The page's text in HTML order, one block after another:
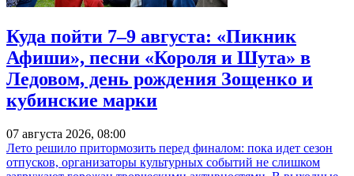
Куда пойти 7–9 августа: «Пикник
Афиши», песни «Короля и Шута» в
Ледовом, день рождения Зощенко и
кубинские марки
07 августа 2026, 08:00
Лето решило притормозить перед финалом: пока идет сезон
отпусков, организаторы культурных событий не слишком